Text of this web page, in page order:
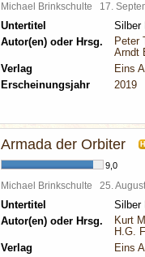
Michael Brinkschulte 17.
Untertitel
Silber
Autor(en) oder Hrsg.
Peter
Arndt
Verlag
Eins
Erscheinungsjahr
2019
Armada der Orbiter
9,0
Michael Brinkschulte 25.
Untertitel
Silber
Autor(en) oder Hrsg.
Kurt
H.G.
Verlag
Eins